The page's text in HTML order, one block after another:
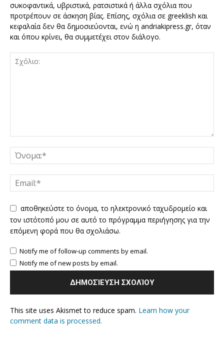
συκοφαντικά, υβριστικά, ρατσιστικά ή άλλα σχόλια που
προτρέπουν σε άσκηση βίας. Επίσης, σχόλια σε greeklish και
κεφαλαία δεν θα δημοσιεύονται, ενώ η andriakipress.gr, όταν
και όπου κρίνει, θα συμμετέχει στον διάλογο.
αποθηκεύστε το όνομα, το ηλεκτρονικό ταχυδρομείο και
τον ιστότοπό μου σε αυτό το πρόγραμμα περιήγησης για την
επόμενη φορά που θα σχολιάσω.
Notify me of follow-up comments by email.
Notify me of new posts by email.
This site uses Akismet to reduce spam. Learn how your
comment data is processed.